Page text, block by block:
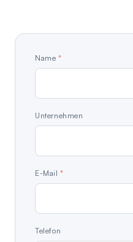
Name *
Unternehmen
E-Mail*
Telefon